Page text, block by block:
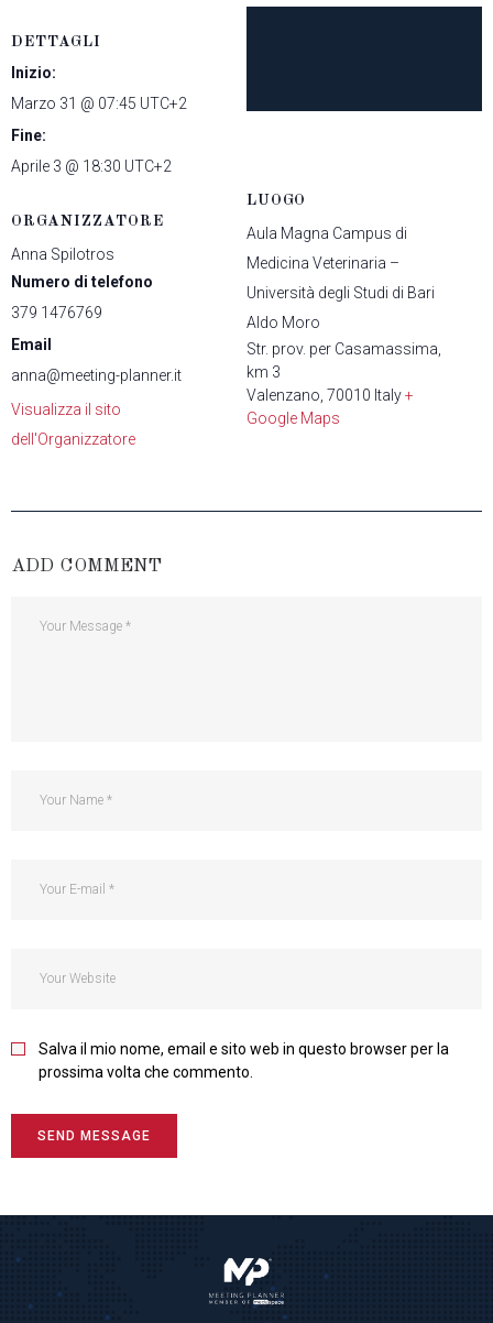
DETTAGLI
Inizio:
Marzo 31 @ 07:45 UTC+2
Fine:
Aprile 3 @ 18:30 UTC+2
ORGANIZZATORE
Anna Spilotros
Numero di telefono
379 1476769
Email
anna@meeting-planner.it
Visualizza il sito
dell'Organizzatore
LUOGO
Aula Magna Campus di
Medicina Veterinaria –
Università degli Studi di Bari
Aldo Moro
Str. prov. per Casamassima,
km 3
Valenzano, 70010 Italy+
Google Maps
ADD COMMENT
Salva il mio nome, email e sito web in questo browser per la
prossima volta che commento.